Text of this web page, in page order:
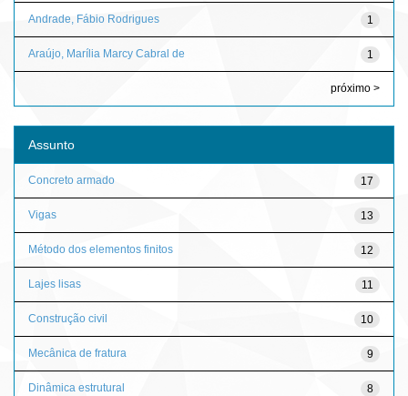
1
Andrade, Fábio Rodrigues
1
Araújo, Marília Marcy Cabral de
próximo >
Assunto
17
Concreto armado
13
Vigas
12
Método dos elementos finitos
11
Lajes lisas
10
Construção civil
9
Mecânica de fratura
8
Dinâmica estrutural